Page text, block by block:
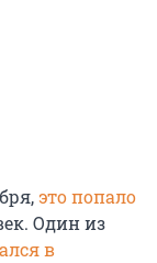
это попало
Один из
в